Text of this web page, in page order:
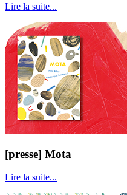
Lire la suite...
[presse] Mota
Lire la suite...